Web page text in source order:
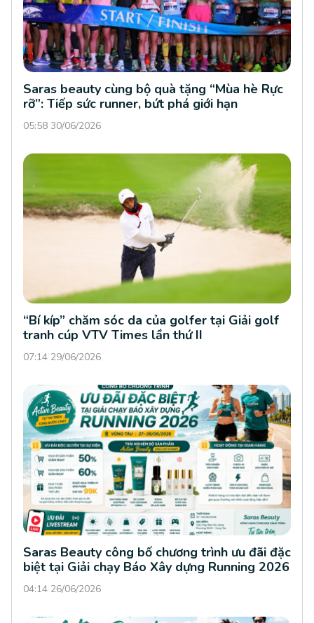
Saras beauty cùng bộ quà tặng “Mùa hè Rực
rỡ”: Tiếp sức runner, bứt phá giới hạn
05:58 30/06/2026
“Bí kíp” chăm sóc da của golfer tại Giải golf
tranh cúp VTV Times lần thứ II
07:14 29/06/2026
Saras Beauty công bố chương trình ưu đãi đặc
biệt tại Giải chạy Báo Xây dựng Running 2026
04:14 26/06/2026